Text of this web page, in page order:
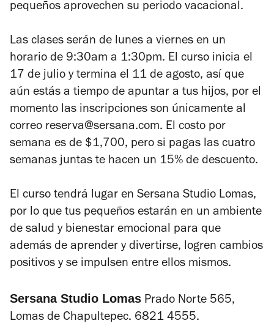
pequeños aprovechen su periodo vacacional.
Las clases serán de lunes a viernes en un
horario de 9:30am a 1:30pm. El curso inicia el
17 de julio y termina el 11 de agosto, así que
aún estás a tiempo de apuntar a tus hijos, por el
momento las inscripciones son únicamente al
correo reserva@sersana.com. El costo por
semana es de $1,700, pero si pagas las cuatro
semanas juntas te hacen un 15% de descuento.
El curso tendrá lugar en Sersana Studio Lomas,
por lo que tus pequeños estarán en un ambiente
de salud y bienestar emocional para que
además de aprender y divertirse, logren cambios
positivos y se impulsen entre ellos mismos.
Sersana Studio Lomas Prado Norte 565,
Lomas de Chapultepec. 6821 4555.